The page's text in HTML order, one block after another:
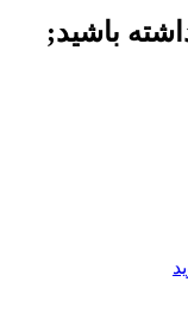
باشید;